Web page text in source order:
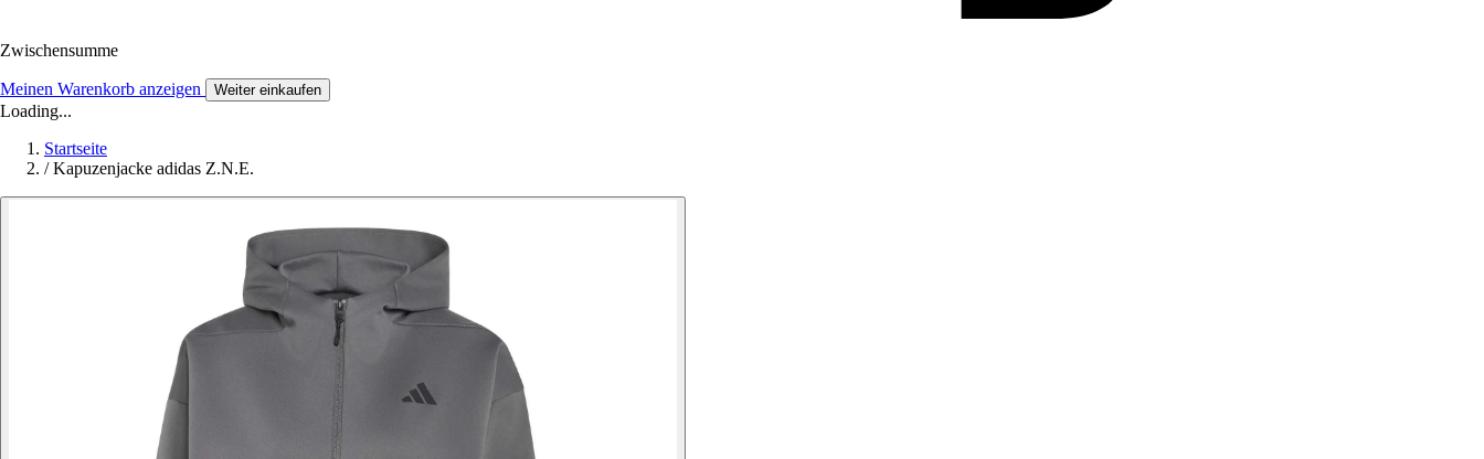
Zwischensumme
Meinen Warenkorb anzeigen Weiter einkaufen
Loading...
Startseite
/ Kapuzenjacke adidas Z.N.E.